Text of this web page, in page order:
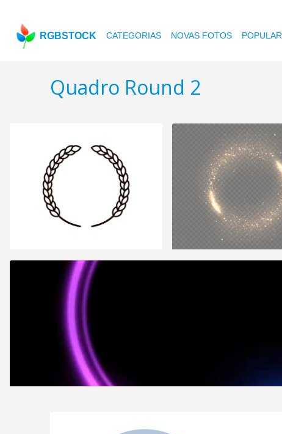
RGBSTOCK CATEGORIAS NOVAS FOTOS POPULAR
Quadro Round 2